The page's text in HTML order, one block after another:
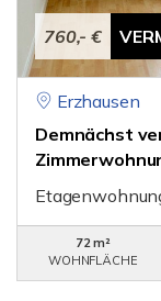
760,- €
Erzhausen
Demnächst
72 m²
WOHNFLÄCHE